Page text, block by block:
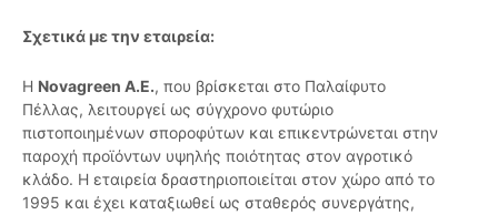
Σχετικά με την εταιρεία:
Η Novagreen Α.Ε., που βρίσκεται στο Παλαίφυτο
Πέλλας, λειτουργεί ως σύγχρονο φυτώριο
πιστοποιημένων σποροφύτων και επικεντρώνεται στην
παροχή προϊόντων υψηλής ποιότητας στον αγροτικό
κλάδο. Η εταιρεία δραστηριοποιείται στον χώρο από το
1995 και έχει καταξιωθεί ως σταθερός συνεργάτης,